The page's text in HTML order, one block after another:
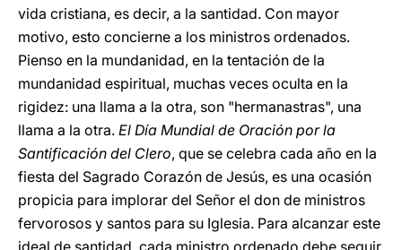
vida cristiana, es decir, a la santidad. Con mayor
motivo, esto concierne a los ministros ordenados.
Pienso en la mundanidad, en la tentación de la
mundanidad espiritual, muchas veces oculta en la
rigidez: una llama a la otra, son "hermanastras", una
llama a la otra. El Día Mundial de Oración por la
Santificación del Clero, que se celebra cada año en la
fiesta del Sagrado Corazón de Jesús, es una ocasión
propicia para implorar del Señor el don de ministros
fervorosos y santos para su Iglesia. Para alcanzar este
ideal de santidad, cada ministro ordenado debe seguir